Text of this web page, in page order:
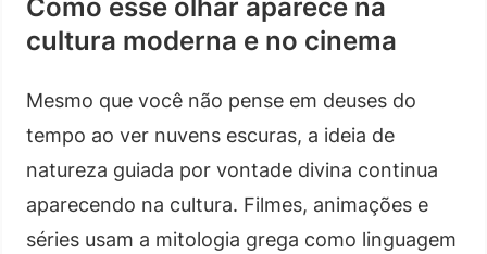
Como esse olhar aparece na
cultura moderna e no cinema
Mesmo que você não pense em deuses do
tempo ao ver nuvens escuras, a ideia de
natureza guiada por vontade divina continua
aparecendo na cultura. Filmes, animações e
séries usam a mitologia grega como linguagem